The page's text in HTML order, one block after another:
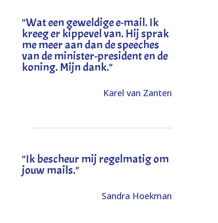
"Wat een geweldige e-mail. Ik
kreeg er kippevel van. Hij sprak
me meer aan dan de speeches
van de minister-president en de
koning. Mijn dank."
Karel van Zanten
"Ik bescheur mij regelmatig om
jouw mails."
Sandra Hoekman